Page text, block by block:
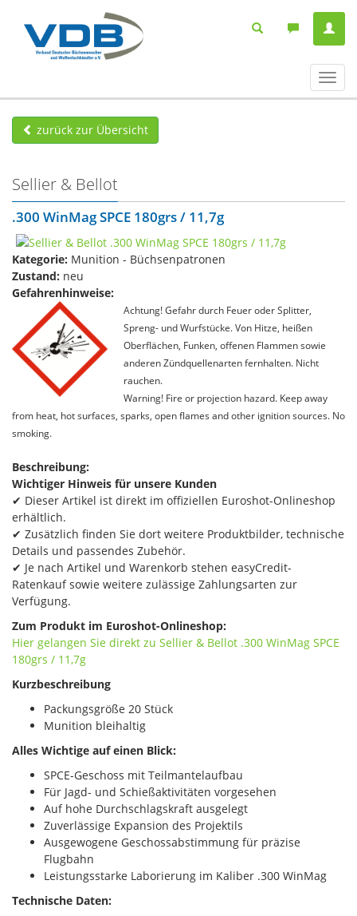
ein-/
zurück zur Übersicht
Sellier & Bellot
.300 WinMag SPCE 180grs / 11,7g
Kategorie: Munition - Büchsenpatronen
Zustand: neu
Gefahrenhinweise:
Achtung! Gefahr durch Feuer oder Splitter,
Spreng- und Wurfstücke. Von Hitze, heißen
Oberflächen, Funken, offenen Flammen sowie
anderen Zündquellenarten fernhalten. Nicht
rauchen.
Warning! Fire or projection hazard. Keep away
from heat, hot surfaces, sparks, open flames and other ignition sources. No
smoking.
Beschreibung:
Wichtiger Hinweis für unsere Kunden
✔ Dieser Artikel ist direkt im offiziellen Euroshot-Onlineshop
erhältlich.
✔ Zusätzlich finden Sie dort weitere Produktbilder, technische
Details und passendes Zubehör.
✔ Je nach Artikel und Warenkorb stehen easyCredit-
Ratenkauf sowie weitere zulässige Zahlungsarten zur
Verfügung.
Zum Produkt im Euroshot-Onlineshop:
Hier gelangen Sie direkt zu Sellier & Bellot .300 WinMag SPCE
180grs / 11,7g
Kurzbeschreibung
Packungsgröße 20 Stück
Munition bleihaltig
Alles Wichtige auf einen Blick:
SPCE-Geschoss mit Teilmantelaufbau
Für Jagd- und Schießaktivitäten vorgesehen
Auf hohe Durchschlagskraft ausgelegt
Zuverlässige Expansion des Projektils
Ausgewogene Geschossabstimmung für präzise
Flugbahn
Leistungsstarke Laborierung im Kaliber .300 WinMag
Technische Daten: